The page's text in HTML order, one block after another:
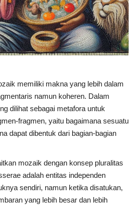
memiliki makna yang lebih dalam
namun koheren. Dalam
dilihat sebagai metafora untuk
fragmen, yaitu bagaimana sesuatu
dapat dibentuk dari bagian-bagian
mozaik dengan konsep pluralitas
adalah entitas independen
sendiri, namun ketika disatukan,
yang lebih besar dan lebih